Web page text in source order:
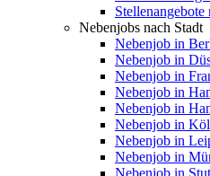
Nebenjobs nach Stadt
Nebenjob in
Nebenjob in
Nebenjob in
Nebenjob in
Nebenjob in
Nebenjob in
Nebenjob in
Nebenjob in
Nebenjob in